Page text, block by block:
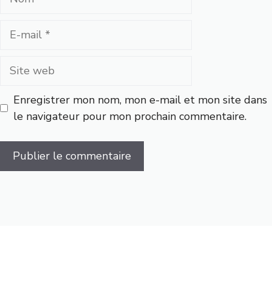
Site
Enregistrer mon nom, mon e-mail et mon site dans
le navigateur pour mon prochain commentaire.